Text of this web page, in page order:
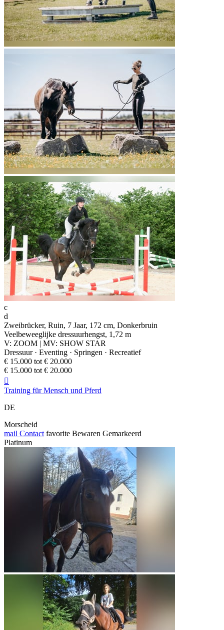
c
d
Zweibrücker, Ruin, 7 Jaar, 172 cm, Donkerbruin
Veelbeweeglijke dressuurhengst, 1,72 m
V: ZOOM | MV: SHOW STAR
Dressuur · Eventing · Springen · Recreatief
€ 15.000 tot € 20.000
€ 15.000 tot € 20.000

Training für Mensch und Pferd
DE
Morscheid
mail Contact favorite Bewaren Gemarkeerd
Platinum